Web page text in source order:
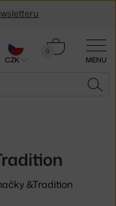
MENU
0
Košík
&Tradition
CZK